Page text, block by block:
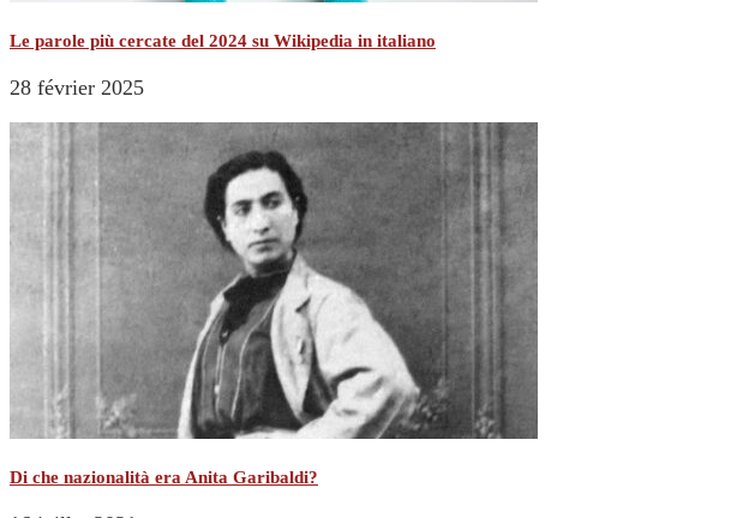
Le parole più cercate del 2024 su Wikipedia in italiano
28 février 2025
Di che nazionalità era Anita Garibaldi?